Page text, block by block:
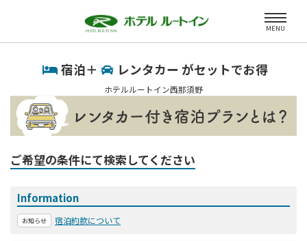
MENU
宿泊＋ レンタカー がセットでお得
ホテルルートイン西那須野
ご希望の条件にて検索してください
Information
お知らせ 宿泊約款について